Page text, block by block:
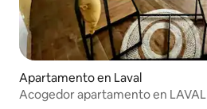
Apartamento en Laval
Acogedor apartamento en LAVAL